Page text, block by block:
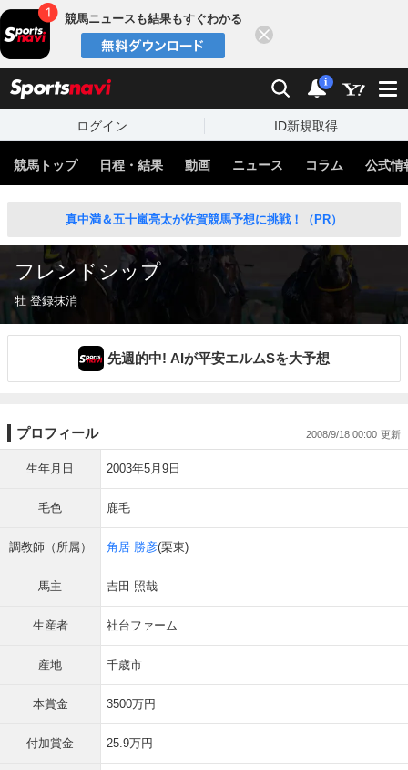
競馬ニュースも結果もすぐわかる
検索 通知
i
ログイン ID新規取得
競馬トップ 日程・結果 動画 ニュース コラム 公式情
真中満＆五十嵐亮太が佐賀競馬予想に挑戦！（PR）
フレンドシップ
牡 登録抹消
先週的中! AIが平安エルムSを大予想
プロフィール 2008/9/18 00:00
生年月日 2003年5月9日
毛色 鹿毛
調教師（所属） 角居 勝彦(栗東)
馬主 吉田 照哉
生産者 社台ファーム
産地 千歳市
本賞金 3500万円
付加賞金 25.9万円